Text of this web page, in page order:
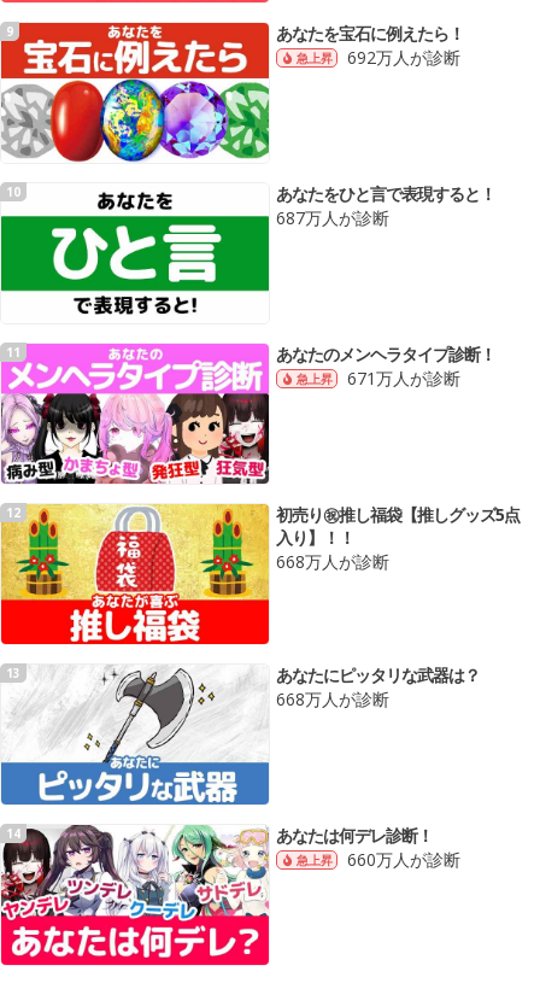
9 あなたを宝石に例えたら！
急上昇 692万人が診断
10
あなたをひと言で表現すると！
687万人が診断
11 あなたのメンヘラタイプ診断！
急上昇 671万人が診断
12
初売り㊗️推し福袋【推しグッズ5点
入り】！！
668万人が診断
13
あなたにピッタリな武器は？
668万人が診断
14 あなたは何デレ診断！
急上昇 660万人が診断